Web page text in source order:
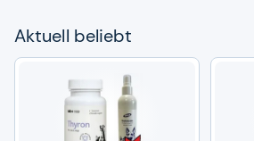
Aktu­ell beliebt